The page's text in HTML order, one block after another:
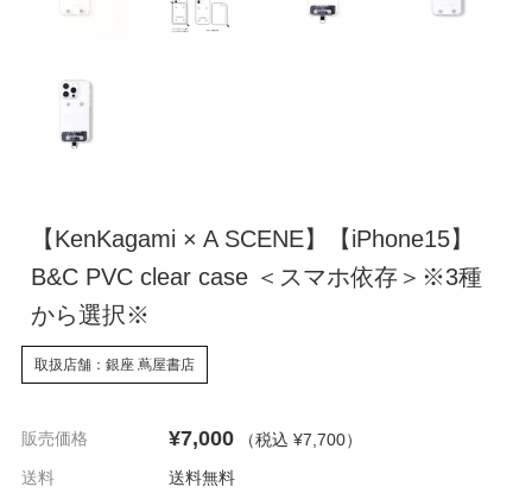
【KenKagami × A SCENE】【iPhone15】
B&C PVC clear case ＜スマホ依存＞※3種
から選択※
取扱店舗：銀座 蔦屋書店
販売価格 ¥7,000 （税込 ¥7,700）
送料
送料無料